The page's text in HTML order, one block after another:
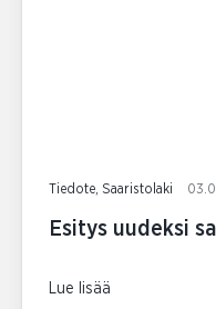
Tiedote, Saaristolaki
Esitys uudeksi
Lue lisää